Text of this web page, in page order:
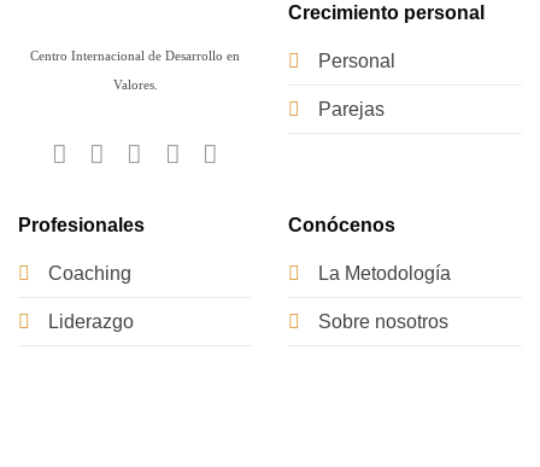
Centro Internacional de Desarrollo en
Valores.
Crecimiento personal
Personal
Parejas
Profesionales
Coaching
Liderazgo
Conócenos
La Metodología
Sobre nosotros